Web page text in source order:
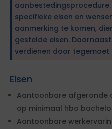
specifieke eisen en
aanmerking te komen,
gestelde eisen.
verdienen door tegemoet
Eisen
Aantoonbare afgeronde
op minimaal hbo
Aantoonbare